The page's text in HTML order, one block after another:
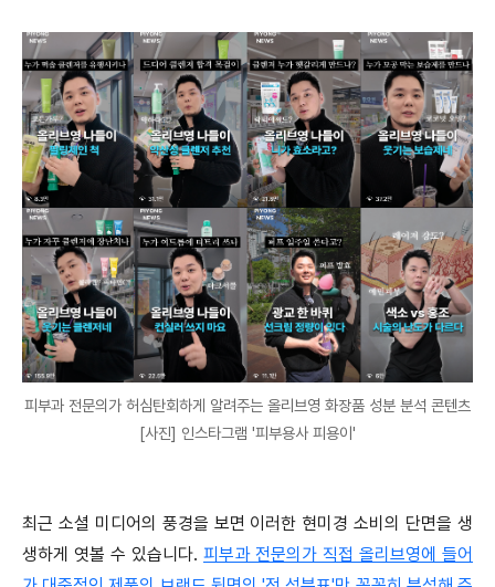
피부과 전문의가 허심탄회하게 알려주는 올리브영 화장품 성분 분석 콘텐츠
[사진] 인스타그램 '피부용사 피용이'
최근 소셜 미디어의 풍경을 보면 이러한 현미경 소비의 단면을 생
생하게 엿볼 수 있습니다. 피부과 전문의가 직접 올리브영에 들어